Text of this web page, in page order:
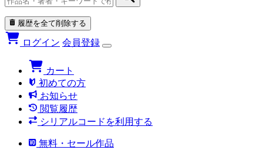
履歴を全て削除する
ログイン 会員登録
カート
初めての方
お知らせ
閲覧履歴
シリアルコードを利用する
無料・セール作品